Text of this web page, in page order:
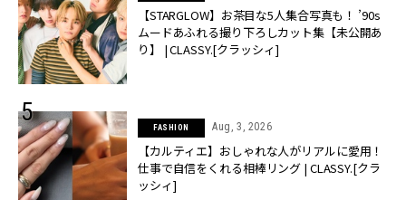
【STARGLOW】お茶目な5人集合写真も！ ’90s
ムードあふれる撮り下ろしカット集【未公開あ
り】 | CLASSY.[クラッシィ]
FASHION Aug, 3, 2026
【カルティエ】おしゃれな人がリアルに愛用！
仕事で自信をくれる相棒リング | CLASSY.[クラ
ッシィ]